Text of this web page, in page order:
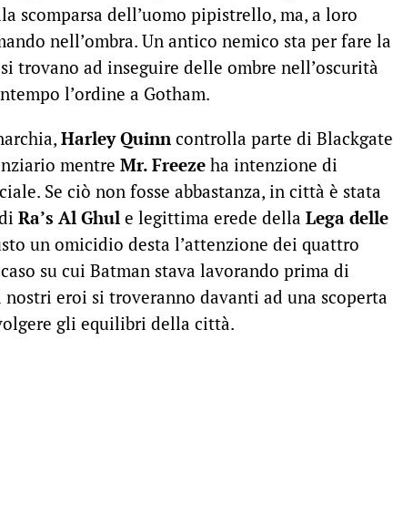
scomparsa dell’uomo pipistrello, ma, a loro
nell’ombra. Un antico nemico sta per fare la
trovano ad inseguire delle ombre nell’oscurità
l’ordine a Gotham.
Harley Quinn controlla parte di Blackgate
mentre Mr. Freeze ha intenzione di
Se ciò non fosse abbastanza, in città è stata
Ra’s Al Ghul e legittima erede della Lega delle
un omicidio desta l’attenzione dei quattro
su cui Batman stava lavorando prima di
eroi si troveranno davanti ad una scoperta
gli equilibri della città.